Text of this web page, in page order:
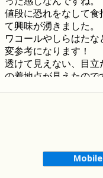
Mobile